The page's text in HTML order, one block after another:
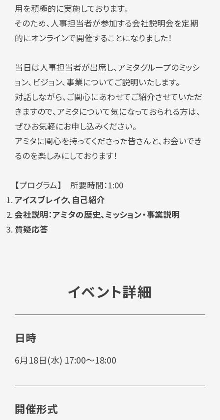
用を積極的に実施しております。
そのため、人事担当者が参加する会社説明会を定期
的にオンラインで開催することになりました！
当日は人事担当者が出席し、アミタグループのミッシ
ョン、ビジョン、事業についてご説明いたします。
対話しながら、ご関心にあわせてご紹介させていただ
きますので、アミタについて気になっておられる方は、
ぜひお気軽にお申し込みください。
アミタに関心を持ってくださった皆さんと、お会いでき
るのを楽しみにしております！
【プログラム】 所要時間：1:00
アイスブレイク、自己紹介
会社説明：アミタの歴史、ミッション・事業説明
質疑応答
イベント詳細
日時
6月18日(水) 17:00～18:00
開催形式